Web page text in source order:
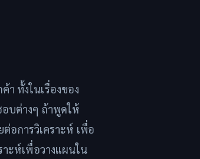
า ทั้งในเรื่องของ
อบต่างๆ ถ้าพูดให้
อการวิเคราะห์ เพื่อ
าะห์เพื่อวางแผนใน